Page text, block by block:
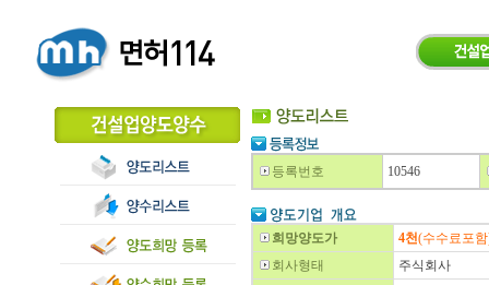
등록번호 10546
희망양도가 4천(수수료포
회사형태
주식회사